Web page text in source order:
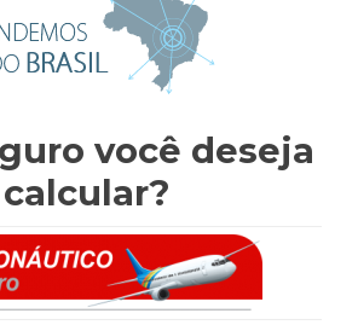
você deseja
calcular?